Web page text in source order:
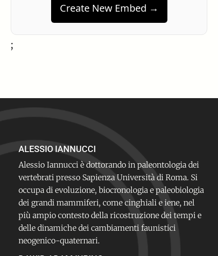
Create New Embed →
;
ALESSIO IANNUCCI
Alessio Iannucci è dottorando in paleontologia dei
vertebrati presso Sapienza Università di Roma. Si
occupa di evoluzione, biocronologia e paleobiologia
dei grandi mammiferi, come cinghiali e iene, nel
più ampio contesto della ricostruzione dei tempi e
delle dinamiche dei cambiamenti faunistici
neogenico-quaternari.